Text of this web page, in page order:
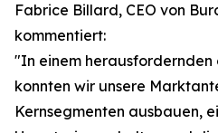
Fabrice Billard, CEO von
kommentiert:
"In einem herausfordernden
konnten wir unsere
Kernsegmenten ausbauen,